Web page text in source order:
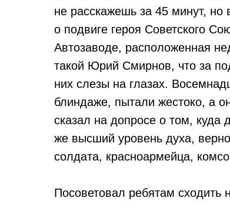
не расскажешь за 45 минут, но
о подвиге героя Советского
Автозаводе, расположенная
такой Юрий Смирнов, что за
них слезы на глазах.
блиндаже, пытали жестоко, а
сказал на допросе о том, куда
же высший уровень духа,
солдата, красноармейца,
Посоветовал ребятам